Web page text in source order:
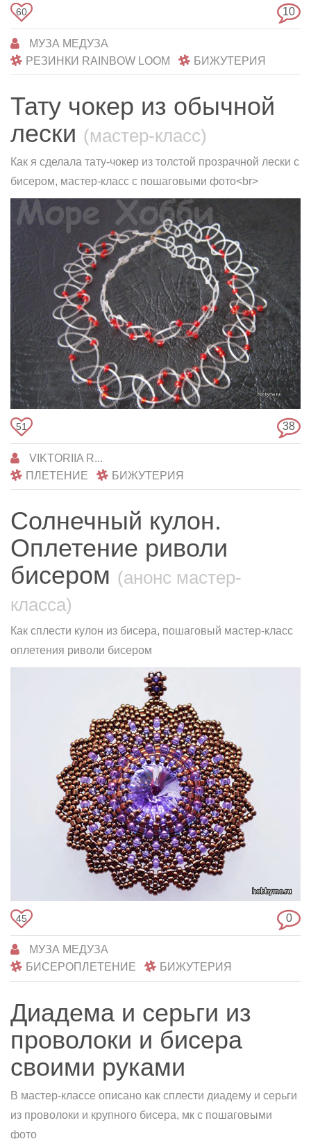
60 10
МУЗА МЕДУЗА
РЕЗИНКИ RAINBOW LOOM
БИЖУТЕРИЯ
Тату чокер из обычной
лески (мастер-класс)
Как я сделала тату-чокер из толстой прозрачной лески с
бисером, мастер-класс с пошаговыми фото<br>
51 38
VIKTORIIA R...
ПЛЕТЕНИЕ
БИЖУТЕРИЯ
Солнечный кулон.
Оплетение риволи
бисером (анонс мастер-
класса)
Как сплести кулон из бисера, пошаговый мастер-класс
оплетения риволи бисером
45 0
МУЗА МЕДУЗА
БИСЕРОПЛЕТЕНИЕ
БИЖУТЕРИЯ
Диадема и серьги из
проволоки и бисера
своими руками
В мастер-классе описано как сплести диадему и серьги
из проволоки и крупного бисера, мк с пошаговыми
фото